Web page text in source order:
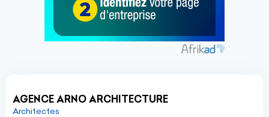
AGENCE ARNO ARCHITECTURE
Architectes